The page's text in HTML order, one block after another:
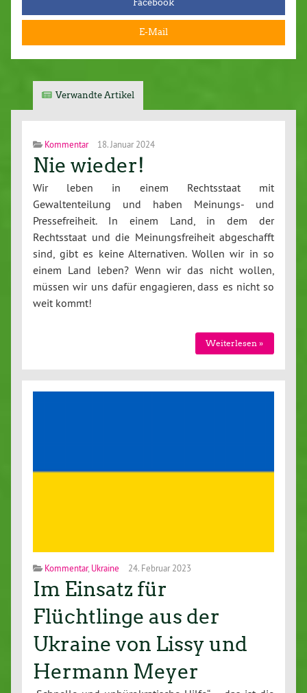
Facebook
E-Mail
Verwandte Artikel
Kommentar 18. Januar 2024
Nie wieder!
Wir leben in einem Rechtsstaat mit
Gewaltenteilung und haben Meinungs- und
Pressefreiheit. In einem Land, in dem der
Rechtsstaat und die Meinungsfreiheit abgeschafft
sind, gibt es keine Alternativen. Wollen wir in so
einem Land leben? Wenn wir das nicht wollen,
müssen wir uns dafür engagieren, dass es nicht so
weit kommt!
Weiterlesen »
Kommentar, Ukraine 24. Februar 2023
Im Einsatz für
Flüchtlinge aus der
Ukraine von Lissy und
Hermann Meyer